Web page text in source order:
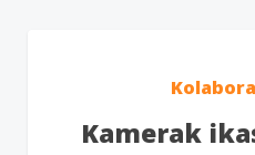
Kamerak